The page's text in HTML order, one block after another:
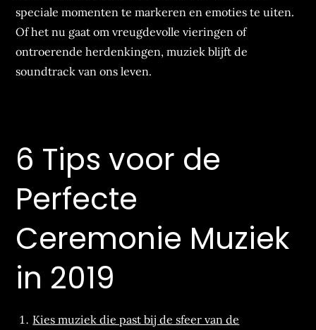
speciale momenten te markeren en emoties te uiten.
Of het nu gaat om vreugdevolle vieringen of
ontroerende herdenkingen, muziek blijft de
soundtrack van ons leven.
6 Tips voor de
Perfecte
Ceremonie Muziek
in 2019
Kies muziek die past bij de sfeer van de